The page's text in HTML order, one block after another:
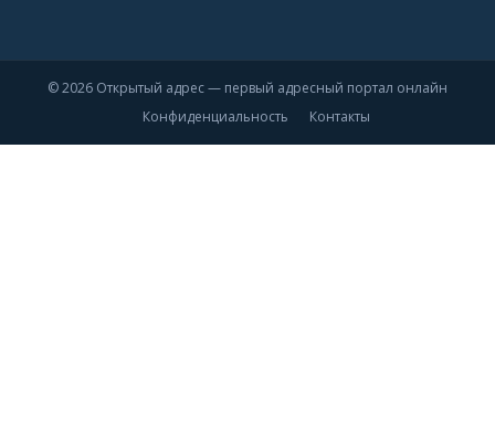
© 2026 Открытый адрес — первый адресный портал онлайн
Конфиденциальность
Контакты